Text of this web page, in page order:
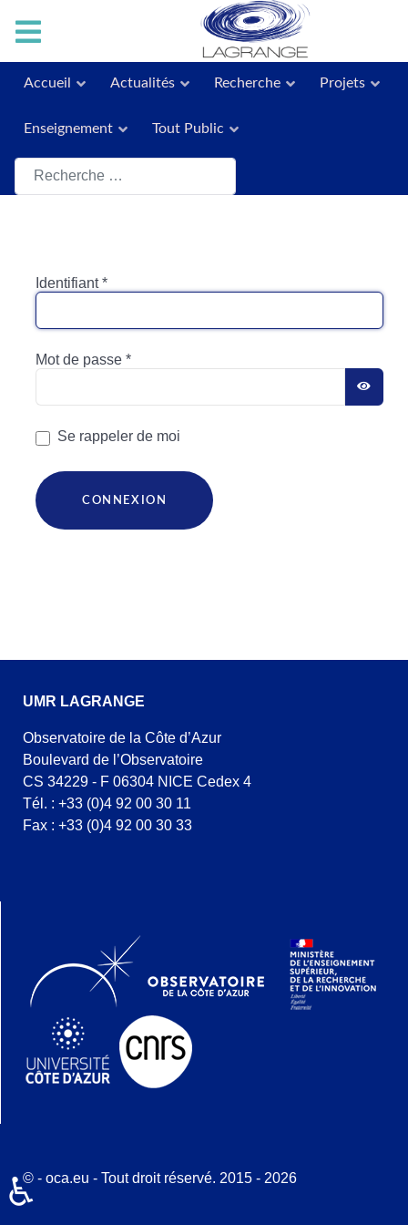
Accueil Actualités Recherche Projets
Enseignement Tout Public
Rechercher
Identifiant*
Mot de passe *
Se rappeler de moi
CONNEXION
UMR LAGRANGE
Observatoire de la Côte d’Azur
Boulevard de l’Observatoire
CS 34229 - F 06304 NICE Cedex 4
Tél. : +33 (0)4 92 00 30 11
Fax : +33 (0)4 92 00 30 33
© - oca.eu - Tout droit réservé. 2015 - 2026